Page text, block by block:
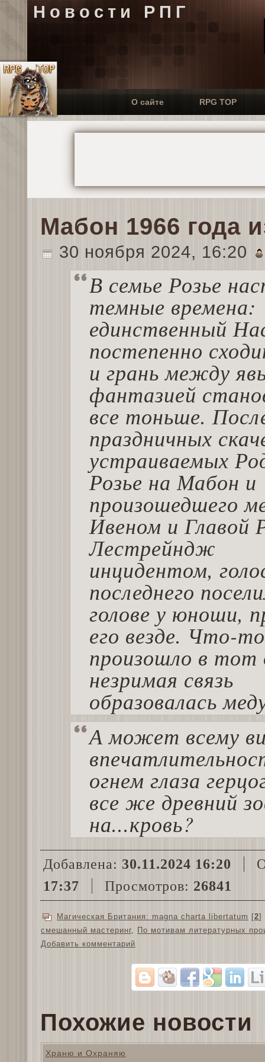
Новости РПГ
О сайте RPG TOP
Мабон 1966 года
30 ноября 2024, 16:20
В семье Розье
темные времена:
единственный
постепенно
и грань между
фантазией
все тоньше.
праздничных
устраиваемых
Розье на Мабон и
произошедшего
Ивеном и Главой
Лестрейндж
инцидентом,
последнего
голове у юноши,
его везде. Что-
произошло в тот
незримая связь
образовалась
А может всему
огнем глаза
все же древний
на...кровь?
Добавлена: 30.11.2024 16:20
17:37
Просмотров: 26841
Магическая Британия: magna charta libertatum [2]
смешанный мастеринг,
По мотивам литературных
Добавить комментарий
Похожие новости
Храню и Охраняю